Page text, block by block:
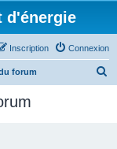
d'énergie
Connexion
Inscription
forum